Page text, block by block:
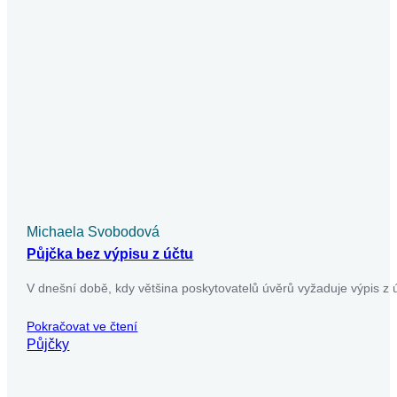
Pokračovat ve čtení
Půjčky